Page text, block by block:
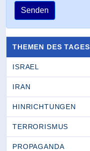
Senden
THEMEN DES TAGES
ISRAEL
IRAN
HINRICHTUNGEN
TERRORISMUS
PROPAGANDA